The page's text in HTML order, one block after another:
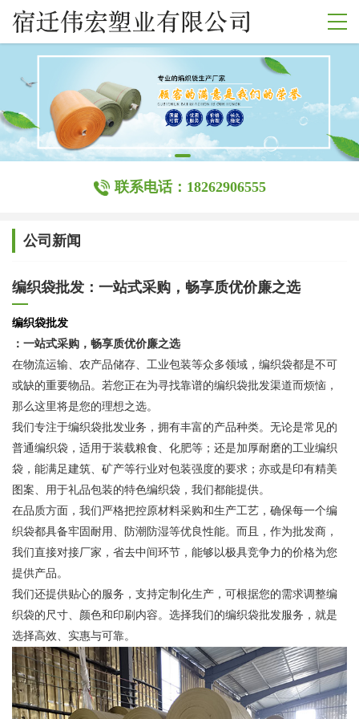
联系电话：18262906555
公司新闻
编织袋批发：一站式采购，畅享质优价廉之选
编织袋批发
：一站式采购，畅享质优价廉之选
在物流运输、农产品储存、工业包装等众多领域，编织袋都是不可
或缺的重要物品。若您正在为寻找靠谱的编织袋批发渠道而烦恼，
那么这里将是您的理想之选。
我们专注于编织袋批发业务，拥有丰富的产品种类。无论是常见的
普通编织袋，适用于装载粮食、化肥等；还是加厚耐磨的工业编织
袋，能满足建筑、矿产等行业对包装强度的要求；亦或是印有精美
图案、用于礼品包装的特色编织袋，我们都能提供。
在品质方面，我们严格把控原材料采购和生产工艺，确保每一个编
织袋都具备牢固耐用、防潮防湿等优良性能。而且，作为批发商，
我们直接对接厂家，省去中间环节，能够以极具竞争力的价格为您
提供产品。
我们还提供贴心的服务，支持定制化生产，可根据您的需求调整编
织袋的尺寸、颜色和印刷内容。选择我们的编织袋批发服务，就是
选择高效、实惠与可靠。